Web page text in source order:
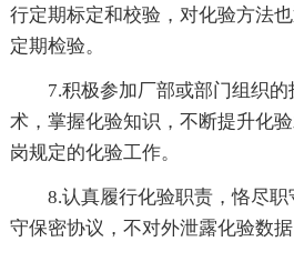
行定期标定和校验，对化验方法
定期检验。
7.积极参加厂部或部门组织
术，掌握化验知识，不断提升化
岗规定的化验工作。
8.认真履行化验职责，恪尽
守保密协议，不对外泄露化验数